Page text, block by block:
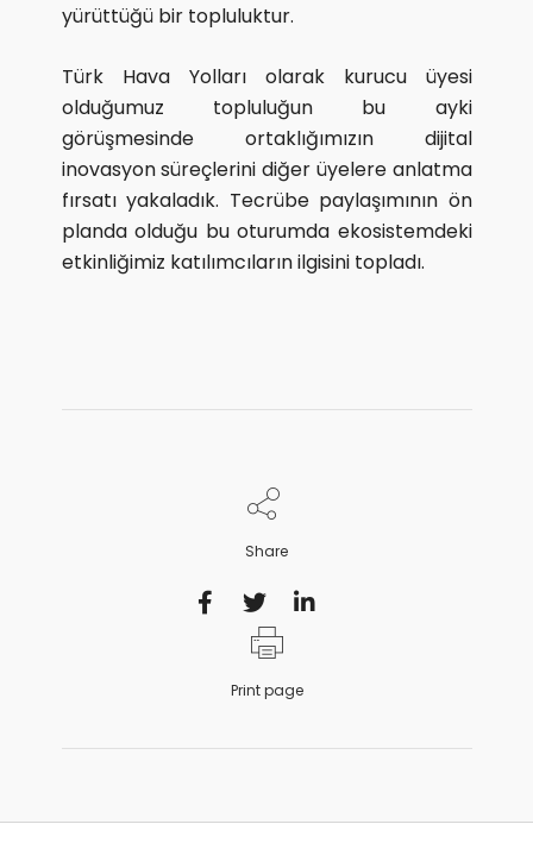
yürüttüğü bir topluluktur.
Türk Hava Yolları olarak kurucu üyesi
olduğumuz topluluğun bu ayki
görüşmesinde ortaklığımızın dijital
inovasyon süreçlerini diğer üyelere anlatma
fırsatı yakaladık. Tecrübe paylaşımının ön
planda olduğu bu oturumda ekosistemdeki
etkinliğimiz katılımcıların ilgisini topladı.
Share
Print page